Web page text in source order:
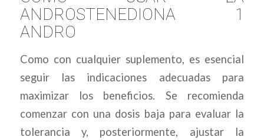
ANDROSTENEDIONA 1
ANDRO
Como con cualquier suplemento, es esencial
seguir las indicaciones adecuadas para
maximizar los beneficios. Se recomienda
comenzar con una dosis baja para evaluar la
tolerancia y, posteriormente, ajustar la